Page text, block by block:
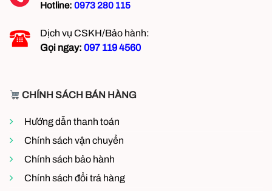
Hotline: 0973 280 115
Dịch vụ CSKH/Bảo hành:
Gọi ngay: 097 119 4560
CHÍNH SÁCH BÁN HÀNG
Hướng dẫn thanh toán
Chính sách vận chuyển
Chính sách bảo hành
Chính sách đổi trả hàng